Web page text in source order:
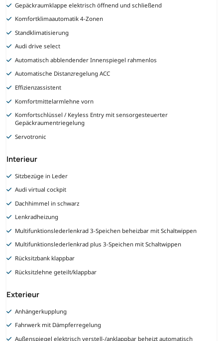
Gepäckraumklappe elektrisch öffnend und schließend
Komfortklimaautomatik 4-Zonen
Standklimatisierung
Audi drive select
Automatisch abblendender Innenspiegel rahmenlos
Automatische Distanzregelung ACC
Effizienzassistent
Komfortmittelarmlehne vorn
Komfortschlüssel / Keyless Entry mit sensorgesteuerter
Gepäckraumentriegelung
Servotronic
Interieur
Sitzbezüge in Leder
Audi virtual cockpit
Dachhimmel in schwarz
Lenkradheizung
Multifunktionslederlenkrad 3-Speichen beheizbar mit Schaltwippen
Multifunktionslederlenkrad plus 3-Speichen mit Schaltwippen
Rücksitzbank klappbar
Rücksitzlehne geteilt/klappbar
Exterieur
Anhängerkupplung
Fahrwerk mit Dämpferregelung
Außenspiegel elektrisch verstell-/anklappbar beheizt automatisch